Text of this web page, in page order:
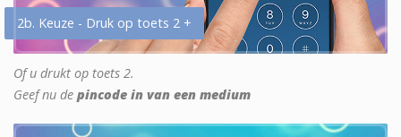
2b. Keuze - Druk op toets 2 +
Of u drukt op toets 2.
Geef nu de pincode in van een medium